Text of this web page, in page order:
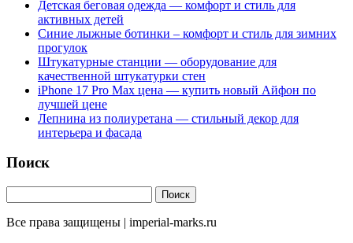
Детская беговая одежда — комфорт и стиль для
активных детей
Синие лыжные ботинки – комфорт и стиль для зимних
прогулок
Штукатурные станции — оборудование для
качественной штукатурки стен
iPhone 17 Pro Max цена — купить новый Айфон по
лучшей цене
Лепнина из полиуретана — стильный декор для
интерьера и фасада
Поиск
Все права защищены | imperial-marks.ru